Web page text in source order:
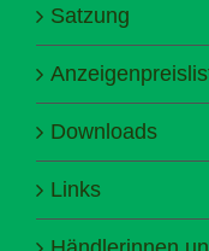
Satzung
Downloads
Links